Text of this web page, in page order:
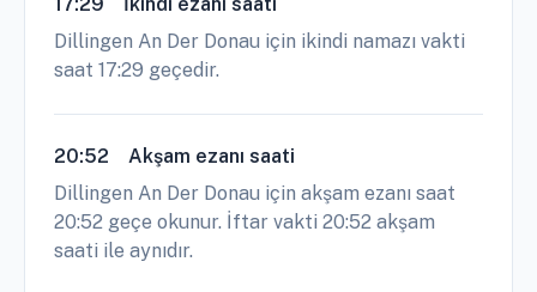
Dillingen An Der Donau için ikindi namazı vakti
saat 17:29 geçedir.
20:52
Akşam ezanı saati
Dillingen An Der Donau için akşam ezanı saat
20:52 geçe okunur. İftar vakti 20:52 akşam
saati ile aynıdır.